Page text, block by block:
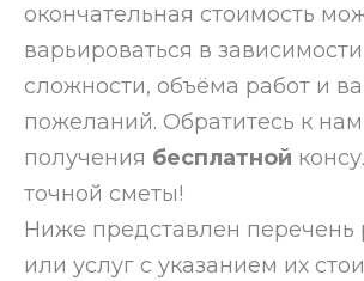
окончательная стоимость
варьироваться в
сложности, объёма работ и
пожеланий. Обратитесь к
получения бесплатной
точной сметы!
Ниже представлен перечень
или услуг с указанием их